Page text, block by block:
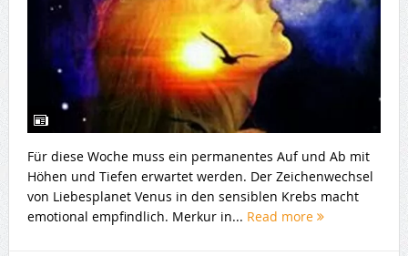
Für diese Woche muss ein permanentes Auf und Ab mit
Höhen und Tiefen erwartet werden. Der Zeichenwechsel
von Liebesplanet Venus in den sensiblen Krebs macht
emotional empfindlich. Merkur in... Read more